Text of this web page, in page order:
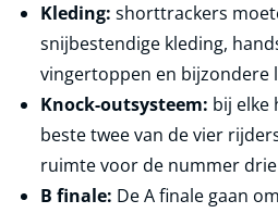
Kleding: shorttrackers
snijbestendige kleding,
vingertoppen en bijzondere
Knock-outsysteem: bij elke
beste twee van de vier
ruimte voor de nummer
B finale: De A finale gaan